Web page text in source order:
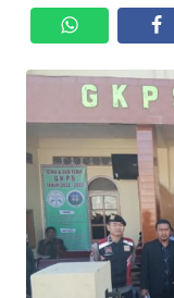
OPINI
Informasi
INDEKS
BERITA
KONTAK
KAMI